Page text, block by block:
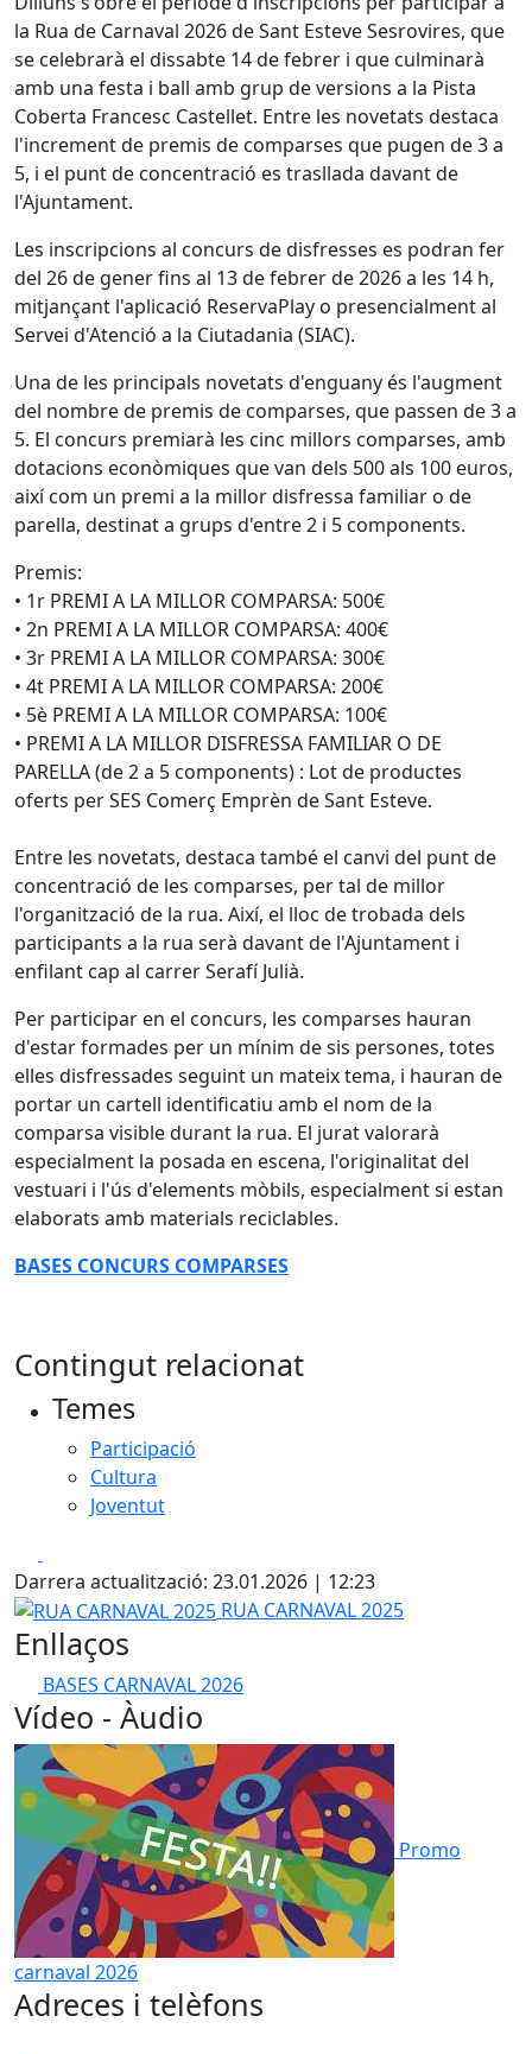
la Rua de Carnaval 2026 de Sant Esteve Sesrovires, que
se celebrarà el dissabte 14 de febrer i que culminarà
amb una festa i ball amb grup de versions a la Pista
Coberta Francesc Castellet. Entre les novetats destaca
l'increment de premis de comparses que pugen de 3 a
5, i el punt de concentració es trasllada davant de
l'Ajuntament.
Les inscripcions al concurs de disfresses es podran fer
del 26 de gener fins al 13 de febrer de 2026 a les 14 h,
mitjançant l'aplicació ReservaPlay o presencialment al
Servei d'Atenció a la Ciutadania (SIAC).
Una de les principals novetats d'enguany és l'augment
del nombre de premis de comparses, que passen de 3 a
5. El concurs premiarà les cinc millors comparses, amb
dotacions econòmiques que van dels 500 als 100 euros,
així com un premi a la millor disfressa familiar o de
parella, destinat a grups d'entre 2 i 5 components.
Premis:
• 1r PREMI A LA MILLOR COMPARSA: 500€
• 2n PREMI A LA MILLOR COMPARSA: 400€
• 3r PREMI A LA MILLOR COMPARSA: 300€
• 4t PREMI A LA MILLOR COMPARSA: 200€
• 5è PREMI A LA MILLOR COMPARSA: 100€
• PREMI A LA MILLOR DISFRESSA FAMILIAR O DE
PARELLA (de 2 a 5 components) : Lot de productes
oferts per SES Comerç Emprèn de Sant Esteve.
Entre les novetats, destaca també el canvi del punt de
concentració de les comparses, per tal de millor
l'organització de la rua. Així, el lloc de trobada dels
participants a la rua serà davant de l'Ajuntament i
enfilant cap al carrer Serafí Julià.
Per participar en el concurs, les comparses hauran
d'estar formades per un mínim de sis persones, totes
elles disfressades seguint un mateix tema, i hauran de
portar un cartell identificatiu amb el nom de la
comparsa visible durant la rua. El jurat valorarà
especialment la posada en escena, l'originalitat del
vestuari i l'ús d'elements mòbils, especialment si estan
elaborats amb materials reciclables.
BASES CONCURS COMPARSES
Contingut relacionat
Temes
Participació
Cultura
Joventut
Darrera actualització: 23.01.2026 | 12:23
RUA CARNAVAL 2025
RUA CARNAVAL 2025
Enllaços
BASES CARNAVAL 2026
Vídeo - Àudio
Promo
carnaval 2026
Adreces i telèfons